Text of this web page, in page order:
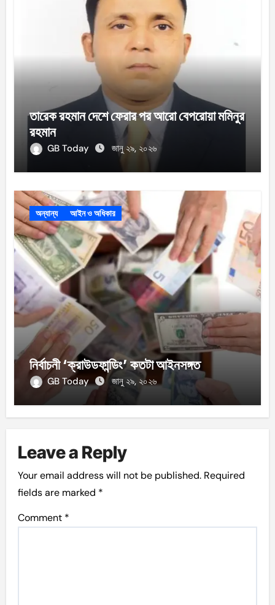
তারেক রহমান দেশে ফেরার পর আরো বেপরোয়া মমিনুর
রহমান
GB Today জানু ২৯, ২০২৬
অন্যান্য আইন ও অধিকার
নির্বাচনী ‘ক্রাউডফান্ডিং’ কতটা আইনসঙ্গত
GB Today জানু ২৯, ২০২৬
Leave a Reply
Your email address will not be published. Required
fields are marked *
Comment *